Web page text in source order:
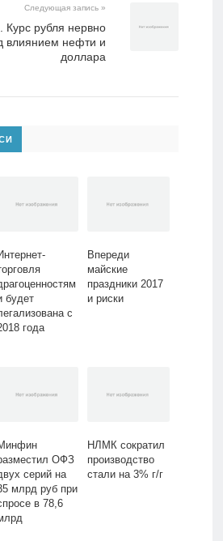
Следующая запись »
Курс рубля нервно
влиянием нефти и
доллара
будет
с
года
Впереди
майские
праздники 2017
и риски
ОФЗ
серий на
млрд руб при
в 78,6
НЛМК сократил
производство
стали на 3% г/г